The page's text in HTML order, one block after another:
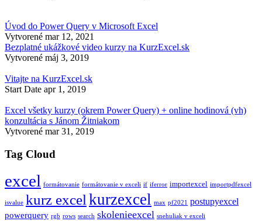
Úvod do Power Query v Microsoft Excel
Vytvorené mar 12, 2021
Bezplatné ukážkové video kurzy na KurzExcel.sk
Vytvorené máj 3, 2019
Vitajte na KurzExcel.sk
Start Date apr 1, 2019
Excel všetky kurzy (okrem Power Query) + online hodinová (vh)
konzultácia s Jánom Žitniakom
Vytvorené mar 31, 2019
Tag Cloud
excel formátovanie formátovanie v exceli if iferror importexcel importpdfexcel
isvalue kurz excelkurzexcel max pf2021 postupyexcel
powerquery rgb rows search skolenieexcel snehuliak v exceli